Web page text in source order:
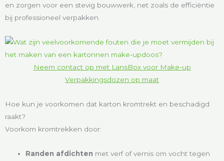
en zorgen voor een stevig bouwwerk, net zoals de efficiëntie
bij professioneel verpakken.
Neem contact op met LansBox voor Make-up
Verpakkingsdozen op maat
Hoe kun je voorkomen dat karton kromtrekt en beschadigd
raakt?
Voorkom kromtrekken door:
Randen afdichten met verf of vernis om vocht tegen